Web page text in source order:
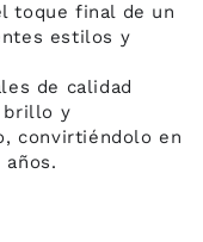
toque final de un
estilos y
de calidad
brillo y
convirtiéndolo en